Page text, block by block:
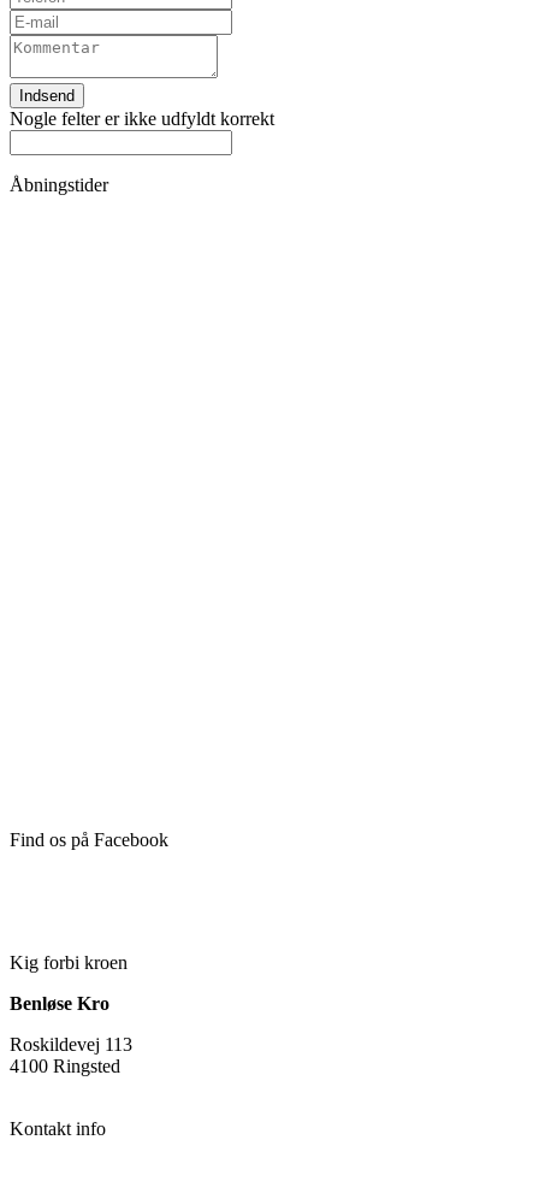
Nogle felter er ikke udfyldt korrekt
Åbningstider
Find os på Facebook
​Kig forbi kroen
Benløse Kro
Roskildevej 113
4100 Ringsted
​Kontakt info